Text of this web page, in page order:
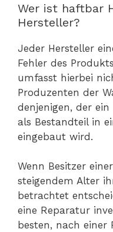
Wer ist haftbar
Hersteller?
Jeder Hersteller
Fehler des
umfasst hierbei
Produzenten der
denjenigen, der
als Bestandteil in
eingebaut wird.
Wenn Besitzer
steigendem Alter
betrachtet
eine Reparatur
besten, nach einer